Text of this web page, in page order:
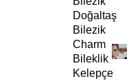
Doğaltaş
Bilezik
Charm
Bileklik
Kelepçe